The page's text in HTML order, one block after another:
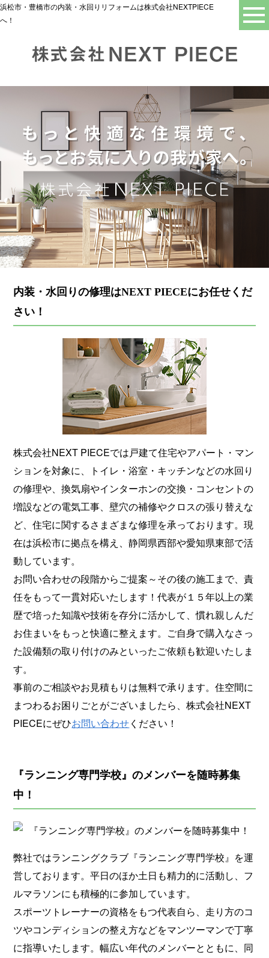
浜松市・豊橋市の内装・水回りリフォームは株式会社NEXTPIECE
へ！
内装・水回りの修理はNEXT PIECEにお任せくだ
さい！
株式会社NEXT PIECEでは戸建て住宅やアパート・マン
ションを対象に、トイレ・浴室・キッチンなどの水回り
の修理や、換気扇やインターホンの交換・コンセントの
増設などの電気工事、壁穴の補修やクロスの張り替えな
ど、住宅に関するさまざまな修理を承っております。現
在は浜松市に拠点を構え、静岡県西部や愛知県東部で活
動しています。
お問い合わせの段階からご提案～その後の施工まで、責
任をもって一貫対応いたします！代表が１５年以上の業
歴で培った知識や技術を存分に活かして、慣れ親しんだ
お住まいをもっと快適に整えます。ご自身で購入なさっ
た設備類の取り付けのみといったご依頼も歓迎いたしま
す。
事前のご相談やお見積もりは無料で承ります。住空間に
まつわるお困りごとがございましたら、株式会社NEXT
PIECEにぜひお問い合わせください！
『ランニング専門学校』のメンバーを随時募集
中！
弊社ではランニングクラブ『ランニング専門学校』を運
営しております。平日のほか土日も精力的に活動し、フ
ルマラソンにも積極的に参加しています。
スポーツトレーナーの資格をもつ代表自ら、走り方のコ
ツやコンディションの整え方などをマンツーマンで丁寧
に指導いたします。幅広い年代のメンバーとともに、同